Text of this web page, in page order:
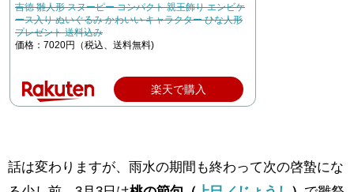
吉徳 雛人形 スヌーピー コンパクト 親王飾り エンビケ
ース入り ぬいぐるみ かわいい キャラクター ひな人形
プレゼント 送料込み
価格：7020円（税込、送料無料)
楽天で購入
話は変わりますが、雨水の期間も終わって次の啓蟄にな